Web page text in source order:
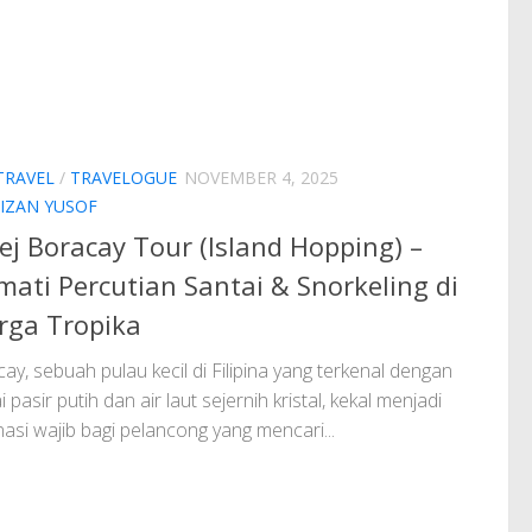
/ TRAVELOGUE NOVEMBER 4, 2025
YUSOF
Boracay Tour (Island Hopping) –
Percutian Santai & Snorkeling di
Tropika
sebuah pulau kecil di Filipina yang terkenal dengan
pasir putih dan air laut sejernih kristal, kekal menjadi
wajib bagi pelancong yang mencari...